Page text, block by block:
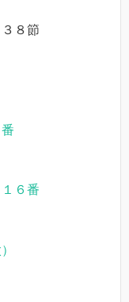
８節
６番